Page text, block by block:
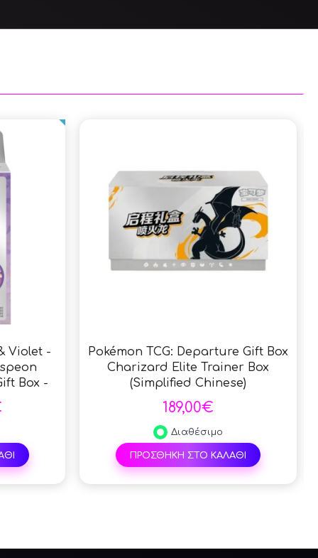
SALE
Violet -
Box -
Pokémon TCG: Departure Gift Box
Charizard Elite Trainer Box
(Simplified Chinese)
189,00€
Διαθέσιμο
ΠΡΟΣΘΗΚΗ ΣΤΟ ΚΑΛΑΘΙ